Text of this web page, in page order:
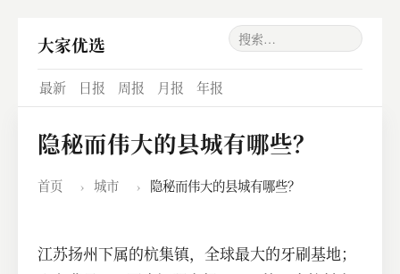
大家优选
最新 日报 周报 月报 年报
隐秘而伟大的县城有哪些？
首页 › 城市 › 隐秘而伟大的县城有哪些？
​江苏扬州下属的杭集镇，全球最大的牙刷基地；